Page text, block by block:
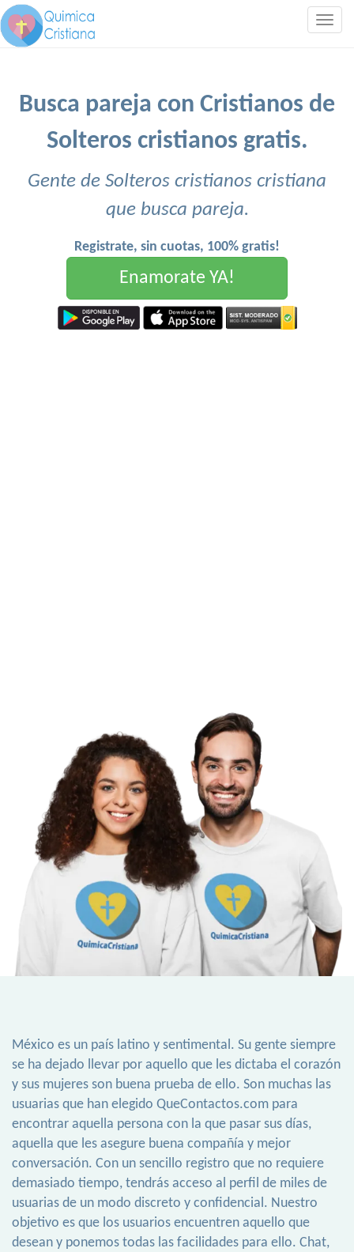
Busca pareja con Cristianos de
Solteros cristianos gratis.
Gente de Solteros cristianos cristiana
que busca pareja.
Registrate, sin cuotas, 100% gratis!
Enamorate YA!
México es un país latino y sentimental. Su gente siempre
se ha dejado llevar por aquello que les dictaba el corazón
y sus mujeres son buena prueba de ello. Son muchas las
usuarias que han elegido QueContactos.com para
encontrar aquella persona con la que pasar sus días,
aquella que les asegure buena compañía y mejor
conversación. Con un sencillo registro que no requiere
demasiado tiempo, tendrás acceso al perfil de miles de
usuarias de un modo discreto y confidencial. Nuestro
objetivo es que los usuarios encuentren aquello que
desean y ponemos todas las facilidades para ello. Chat,